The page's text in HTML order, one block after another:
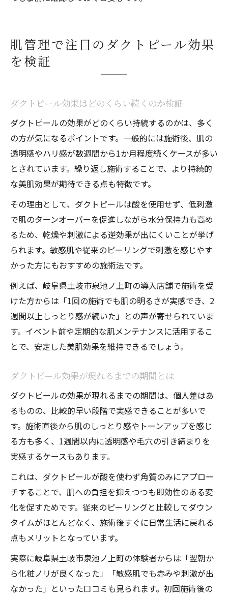
肌管理で注目のダクトピール効果
を検証
ダクトピール効果はどのくらい続くのか検証
ダクトピールの効果がどのくらい持続するのかは、多く
の方が気になるポイントです。一般的には施術後、肌の
透明感やハリ感が数週間から1か月程度続くケースが多い
とされています。繰り返し施術することで、より持続的
な美肌効果が期待できる点も特徴です。
その理由として、ダクトピールは酸を使用せず、低刺激
で肌のターンオーバーを促進しながら水分保持力も高め
るため、乾燥や刺激による逆効果が出にくいことが挙げ
られます。敏感肌や従来のピーリングで刺激を感じやす
かった方にもおすすめの施術法です。
例えば、岐阜県土岐市泉池ノ上町の導入店舗で施術を受
けた方からは「1回の施術でも肌の明るさが実感でき、2
週間以上しっとり感が続いた」との声が寄せられていま
す。イベント前や定期的な肌メンテナンスに活用するこ
とで、安定した美肌効果を維持できるでしょう。
ダクトピール効果が現れるまでの期間とは
ダクトピールの効果が現れるまでの期間は、個人差はあ
るものの、比較的早い段階で実感できることが多いで
す。施術直後から肌のしっとり感やトーンアップを感じ
る方も多く、1週間以内に透明感や毛穴の引き締まりを
実感するケースもあります。
これは、ダクトピールが酸を使わず角質のみにアプロー
チすることで、肌への負担を抑えつつも即効性のある変
化を促すためです。従来のピーリングと比較してダウン
タイムがほとんどなく、施術後すぐに日常生活に戻れる
点もメリットとなっています。
実際に岐阜県土岐市泉池ノ上町の体験者からは「翌朝か
ら化粧ノリが良くなった」「敏感肌でも赤みや刺激が出
なかった」といった口コミも見られます。初回施術後の